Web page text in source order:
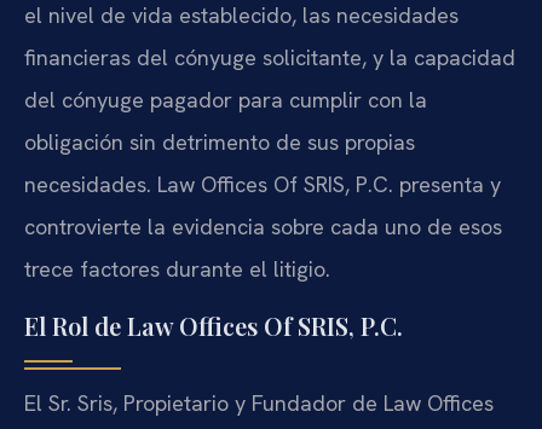
el nivel de vida establecido, las necesidades
financieras del cónyuge solicitante, y la capacidad
del cónyuge pagador para cumplir con la
obligación sin detrimento de sus propias
necesidades. Law Offices Of SRIS, P.C. presenta y
controvierte la evidencia sobre cada uno de esos
trece factores durante el litigio.
El Rol de Law Offices Of SRIS, P.C.
El Sr. Sris, Propietario y Fundador de Law Offices